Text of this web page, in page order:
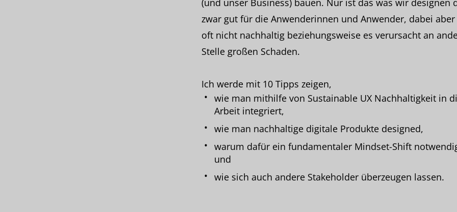
(und unser Business) bauen. Nur ist das was wir designen
zwar gut für die Anwenderinnen und Anwender, dabei aber
oft nicht nachhaltig beziehungsweise es verursacht an
Stelle großen Schaden.
Ich werde mit 10 Tipps zeigen,
wie man mithilfe von Sustainable UX Nachhaltigkeit in
Arbeit integriert,
wie man nachhaltige digitale Produkte designed,
warum dafür ein fundamentaler Mindset-Shift
und
wie sich auch andere Stakeholder überzeugen lassen.